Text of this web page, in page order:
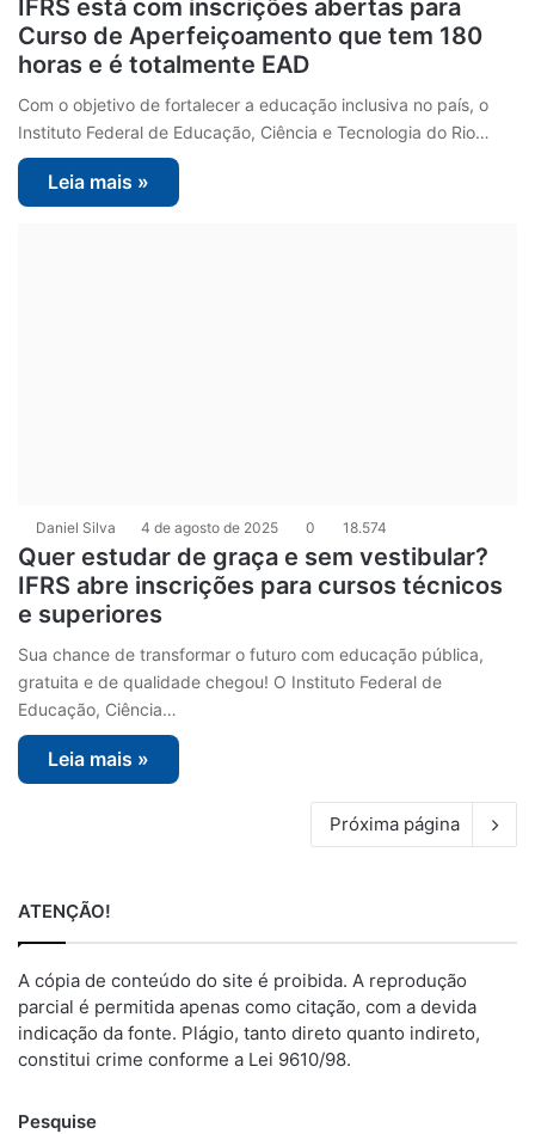
IFRS está com inscrições abertas para
Curso de Aperfeiçoamento que tem 180
horas e é totalmente EAD
Com o objetivo de fortalecer a educação inclusiva no país, o
Instituto Federal de Educação, Ciência e Tecnologia do Rio…
Leia mais »
Daniel Silva 4 de agosto de 2025 0 18.574
Quer estudar de graça e sem vestibular?
IFRS abre inscrições para cursos técnicos
e superiores
Sua chance de transformar o futuro com educação pública,
gratuita e de qualidade chegou! O Instituto Federal de
Educação, Ciência…
Leia mais »
Próxima página
ATENÇÃO!
A cópia de conteúdo do site é proibida. A reprodução
parcial é permitida apenas como citação, com a devida
indicação da fonte. Plágio, tanto direto quanto indireto,
constitui crime conforme a Lei 9610/98.
Pesquise